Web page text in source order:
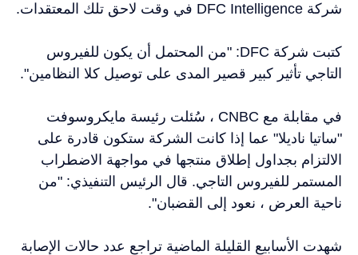
شركة DFC Intelligence في وقت لاحق تلك المعتقدات.
كتبت شركة DFC: "من المحتمل أن يكون للفيروس
التاجي تأثير كبير قصير المدى على توصيل كلا النظامين".
في مقابلة مع CNBC ، سُئلت رئيسة مايكروسوفت
"ساتيا ناديلا" عما إذا كانت الشركة ستكون قادرة على
الالتزام بجداول إطلاق منتجها في مواجهة الاضطراب
المستمر للفيروس التاجي. قال الرئيس التنفيذي: "من
ناحية العرض ، نعود إلى القضبان".
شهدت الأسابيع القليلة الماضية تراجع عدد حالات الإصابة